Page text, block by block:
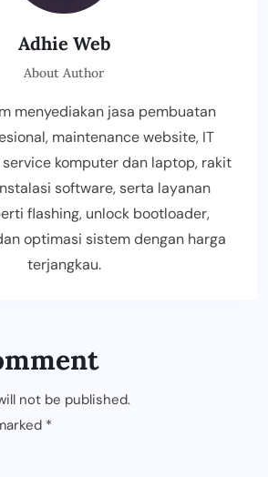
Adhie Web
About Author
menyediakan jasa pembuatan
maintenance website, IT
komputer dan laptop, rakit
software, serta layanan
flashing, unlock bootloader,
optimasi sistem dengan harga
terjangkau.
not be published.
*